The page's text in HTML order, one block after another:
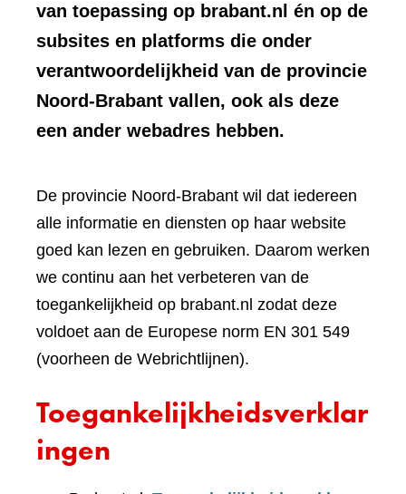
van toepassing op brabant.nl én op de
subsites en platforms die onder
verantwoordelijkheid van de provincie
Noord-Brabant vallen, ook als deze
een ander webadres hebben.
De provincie Noord-Brabant wil dat iedereen
alle informatie en diensten op haar website
goed kan lezen en gebruiken. Daarom werken
we continu aan het verbeteren van de
toegankelijkheid op brabant.nl zodat deze
voldoet aan de Europese norm EN 301 549
(voorheen de Webrichtlijnen).
Toegankelijkheidsverklar
ingen